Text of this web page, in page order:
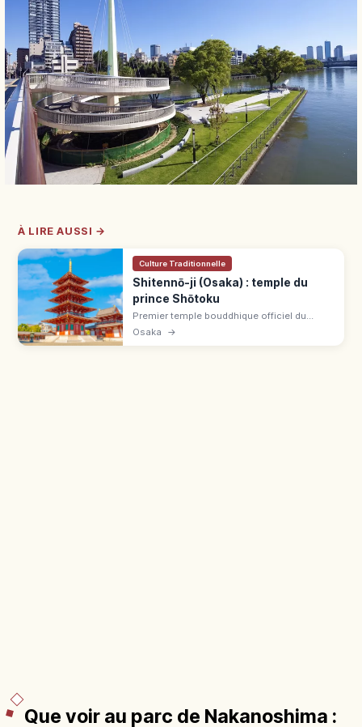
À LIRE AUSSI →
Culture Traditionnelle
Shitennō-ji (Osaka) : temple du
prince Shōtoku
Premier temple bouddhique officiel du
Japon, fondé en 593 par le prince Shōtoku à
Osaka →
Que voir au parc de Nakanoshima :